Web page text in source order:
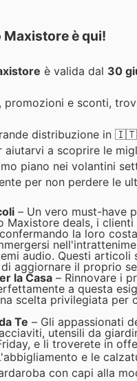
Maxistore è qui!
è valida dal 30
e sconti,
distribuzione in
aiutarvi a scoprire le
piano nei volantini
per non perdere le
– Un vero must-have
Maxistore deals, i
la loro
audio. Questi
aggiornare il proprio
la Casa – Rinnovare i
a questa
scelta privilegiata
Te – Gli appassionati
utensili da
e li troverete in
e le
con capi alla